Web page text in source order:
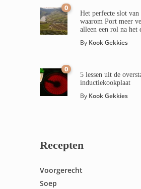
0
Het perfecte slot van
waarom Port meer
alleen een rol na het
By Kook Gekkies
0
5 lessen uit de
inductiekookplaat
By Kook Gekkies
Recepten
Voorgerecht
Soep